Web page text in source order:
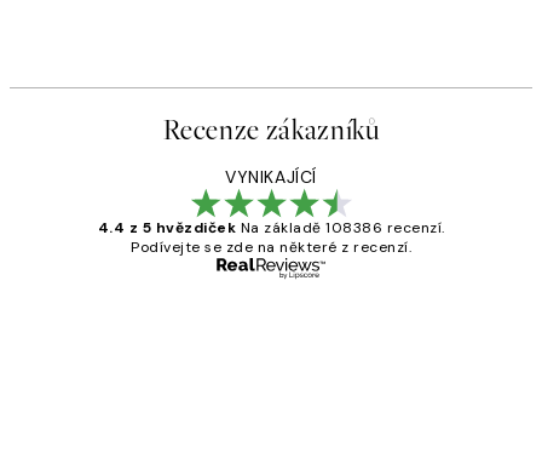
Recenze zákazníků
VYNIKAJÍCÍ
4.4 z 5 hvězdiček Na základě 108386 recenzí.
Podívejte se zde na některé z recenzí.